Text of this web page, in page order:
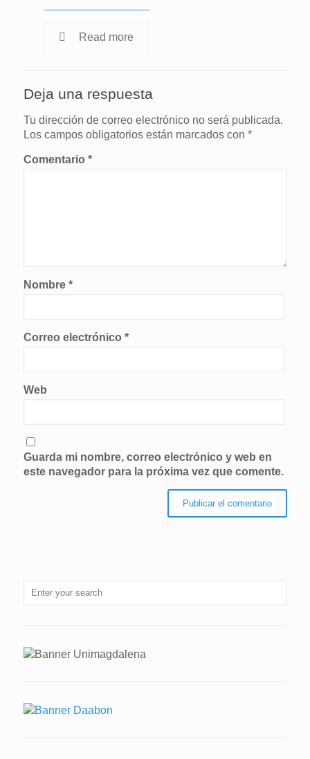
Read more
Deja una respuesta
Tu dirección de correo electrónico no será publicada.
Los campos obligatorios están marcados con *
Comentario *
Nombre *
Correo electrónico *
Web
Guarda mi nombre, correo electrónico y web en
este navegador para la próxima vez que comente.